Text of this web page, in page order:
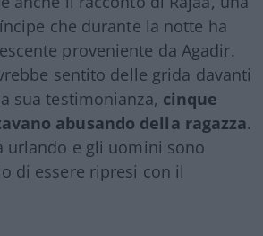
che durante la notte ha
proveniente da Agadir.
sentito delle grida davanti
sua testimonianza, cinque
abusando della ragazza.
urlando e gli uomini sono
di essere ripresi con il